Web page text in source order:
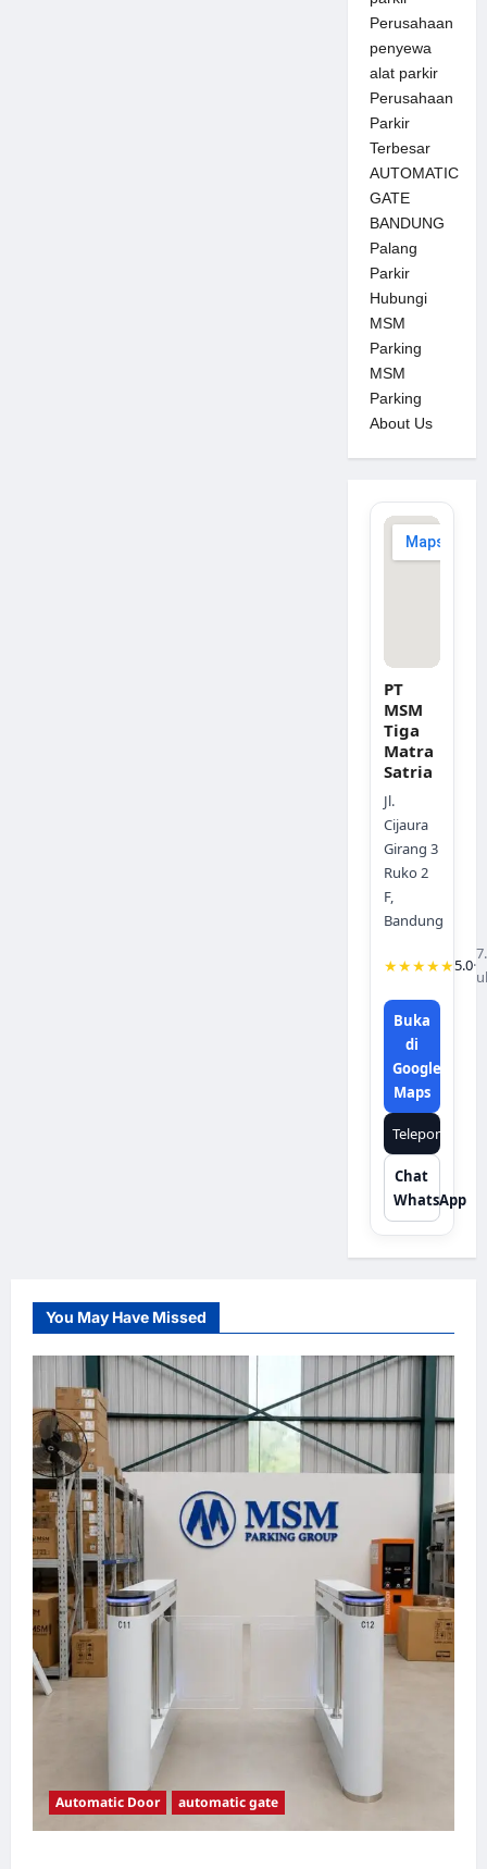
Perusahaan
penyewa
alat parkir
Perusahaan
Parkir
Terbesar
AUTOMATIC
GATE
BANDUNG
Palang
Parkir
Hubungi
MSM
Parking
MSM
Parking
About Us
PT
MSM
Tiga
Matra
Satria
Jl.
Cijaura
Girang 3
Ruko 2
F,
Bandung
★★★★★5.0·
Buka
di
Google
Maps
Telepon
Chat
WhatsApp
You May Have Missed
Automatic Door automatic gate